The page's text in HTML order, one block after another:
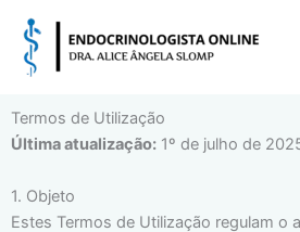
content
Termos de Utilização
Última atualização: 1º de julho de
1. Objeto
Estes Termos de Utilização regulam o